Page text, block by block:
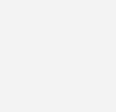
Energie
für eine
von fossilen Energien
(46,5 %). Eigentümer von
in erster Linie wegen